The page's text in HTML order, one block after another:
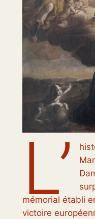
L’
mémorial établi
victoire